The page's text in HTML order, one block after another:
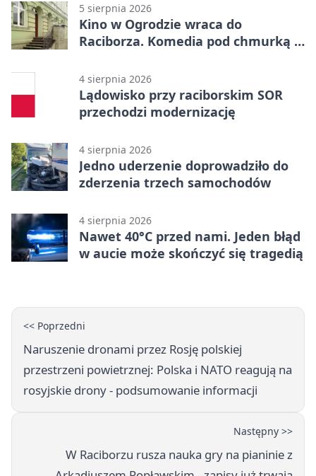
5 sierpnia 2026
Kino w Ogrodzie wraca do
Raciborza. Komedia pod chmurką w
4 sierpnia 2026
Lądowisko przy raciborskim SOR
przechodzi modernizację
4 sierpnia 2026
Jedno uderzenie doprowadziło do
zderzenia trzech samochodów
4 sierpnia 2026
Nawet 40°C przed nami. Jeden błąd
w aucie może skończyć się tragedią
<< Poprzedni
Naruszenie dronami przez Rosję polskiej
przestrzeni powietrznej: Polska i NATO reagują na
rosyjskie drony - podsumowanie informacji
Następny >>
W Raciborzu rusza nauka gry na pianinie z